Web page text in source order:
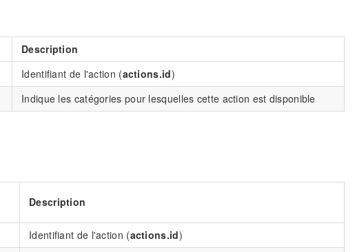
Description
Identifiant de l'action (actions.id)
Indique les catégories pour lesquelles cette action est disponible
Description
Identifiant de l'action (actions.id)